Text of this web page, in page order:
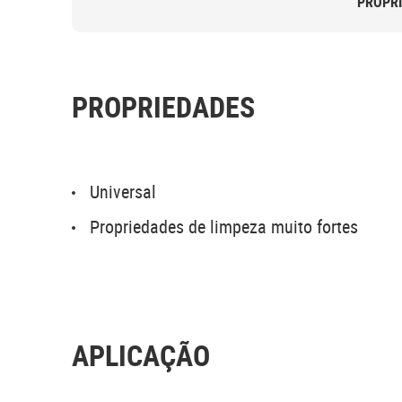
PROPRIEDADES
Universal
Propriedades de limpeza muito fortes
APLICAÇÃO